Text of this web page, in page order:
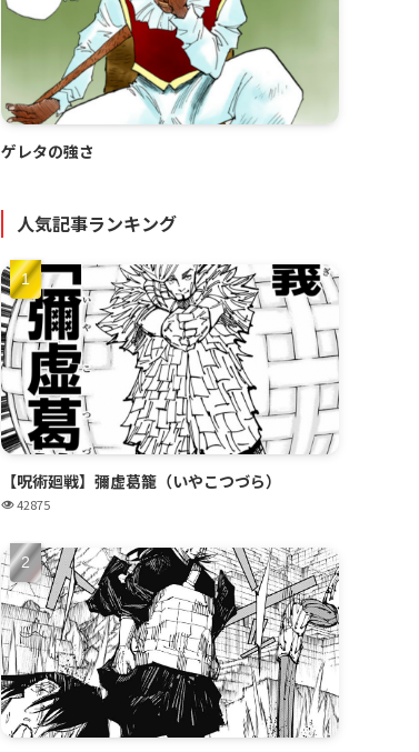
ゲレタの強さ
人気記事ランキング
【呪術廻戦】彌虚葛籠（いやこつづら）
42875